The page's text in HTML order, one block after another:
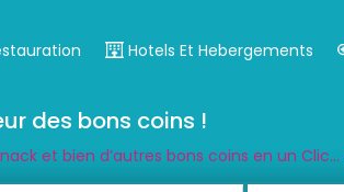
Hotels Et Hebergements
des bons coins !
et bien d’autres bons coins en un Clic...